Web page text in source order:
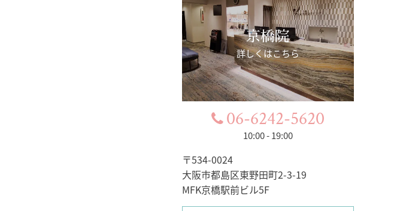
京橋院
詳しくはこちら
06-6242-5620
10:00 - 19:00
〒534-0024
大阪市都島区東野田町2-3-19
MFK京橋駅前ビル5F